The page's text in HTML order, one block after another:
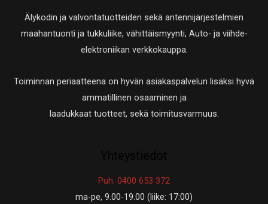
Älykodin ja valvontatuotteiden sekä antennijärjestelmien
maahantuonti ja tukkuliike, vähittäismyynti, Auto- ja viihde-
elektroniikan verkkokauppa.
Toiminnan periaatteena on hyvän asiakaspalvelun lisäksi hyvä
ammatillinen osaaminen ja
laadukkaat tuotteet, sekä toimitusvarmuus.
Puh. 0400 653 372
ma-pe, 9.00-19.00 (liike: 17:00)